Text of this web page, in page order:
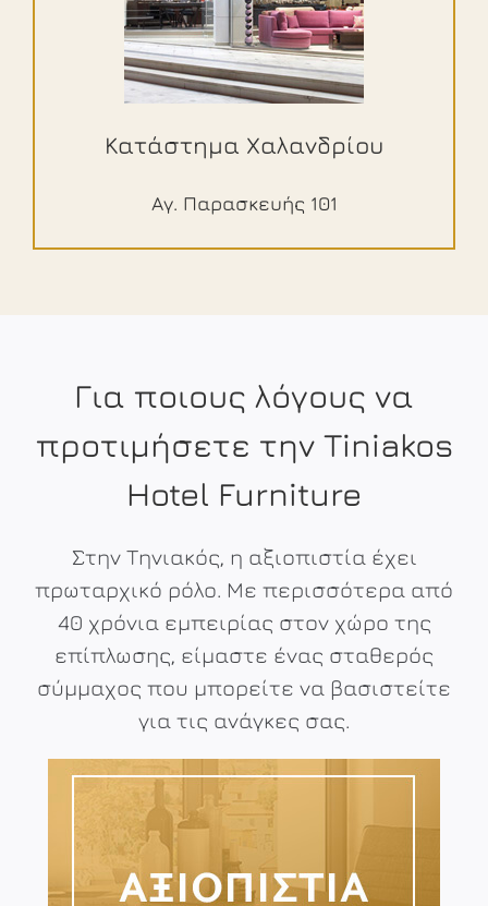
Κατάστημα Χαλανδρίου
Αγ. Παρασκευής 101
Για ποιους λόγους να
προτιμήσετε την Tiniakos
Hotel Furniture
Στην Τηνιακός, η αξιοπιστία έχει
πρωταρχικό ρόλο. Με περισσότερα από
40 χρόνια εμπειρίας στον χώρο της
επίπλωσης, είμαστε ένας σταθερός
σύμμαχος που μπορείτε να βασιστείτε
για τις ανάγκες σας.